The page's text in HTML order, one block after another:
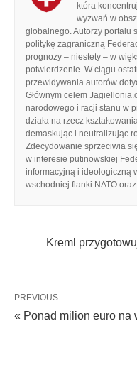
która
wyzwań w
globalnego. Autorzy portalu
politykę zagraniczną
prognozy – niestety – w
potwierdzenie. W ciągu
przewidywania autorów
Głównym celem
narodowego i racji stanu w
działa na rzecz
demaskując i neutralizując
Zdecydowanie sprzeciwia
w interesie putinowskiej
informacyjną i ideologiczną
wschodniej flanki NATO
Kreml
PREVIOUS
« Ponad milion euro na